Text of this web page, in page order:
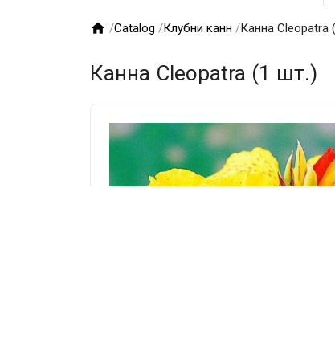
 /Catalog /Клубни канн /Канна Cleopatra
Канна Cleopatra (1 шт.)